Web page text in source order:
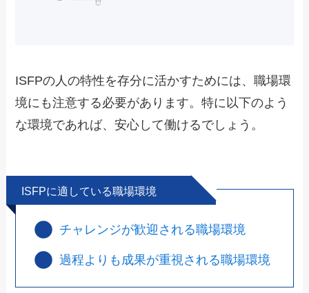
ISFPの人の特性を存分に活かすためには、職場環
境にも注意する必要があります。特に以下のよう
な環境であれば、安心して働けるでしょう。
ISFPに適している職場環境
チャレンジが歓迎される職場環境
過程よりも成果が重視される職場環境